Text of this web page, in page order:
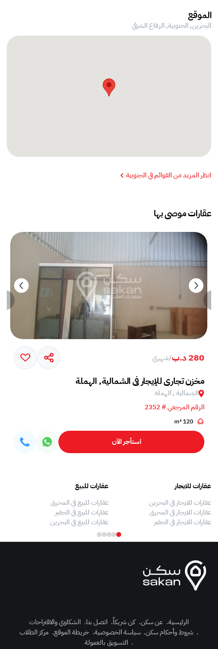
الموقع
البحرين, الجنوبية,الرفاع الشرقي
انظر المزيد من القوائم في الجنوبية
عقارات موصى بها
280 د.ب /شهري
مخزن تجاري للإيجار في الشمالية, الهملة
الشمالية , الهملة
الرقم المرجعي # 2352
120 m²
استأجر الآن
عقارات للايجار
عقارات للايجار في البحرين
عقارات للايجار في المحرق
عقارات للايجار في الجفير
عقارات للبيع
عقارات للبيع في المحرق
عقارات للبيع في الجفير
عقارات للبيع في البحرين
الرئيسية. عن سكن. كن شريكاً. اتصل بنا. الشكاوي والاقتراحات
. شروط وأحكام سكن. سياسة الخصوصية. خريطة الموقع. مركز الطلاب
. التسويق بالعمولة